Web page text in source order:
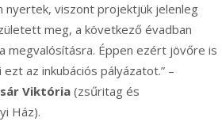
nyertek, viszont projektjük jelenleg
meg, a következő évadban
megvalósításra. Éppen ezért jövőre is
az inkubációs pályázatot.” –
Viktória(zsűritag és
Ház).